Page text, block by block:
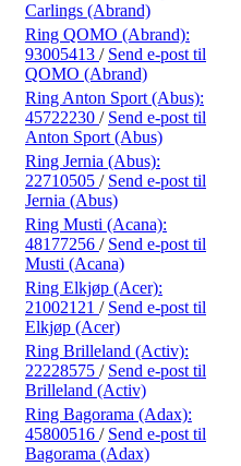
Carlings (Abrand)
Ring QOMO (Abrand):
93005413 / Send e-post til
QOMO (Abrand)
Ring Anton Sport (Abus):
45722230 / Send e-post til
Anton Sport (Abus)
Ring Jernia (Abus):
22710505 / Send e-post til
Jernia (Abus)
Ring Musti (Acana):
48177256 / Send e-post til
Musti (Acana)
Ring Elkjøp (Acer):
21002121 / Send e-post til
Elkjøp (Acer)
Ring Brilleland (Activ):
22228575 / Send e-post til
Brilleland (Activ)
Ring Bagorama (Adax):
45800516 / Send e-post til
Bagorama (Adax)